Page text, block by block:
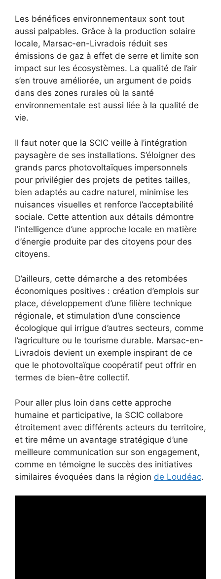
Les bénéfices environnementaux sont tout
aussi palpables. Grâce à la production solaire
locale, Marsac-en-Livradois réduit ses
émissions de gaz à effet de serre et limite son
impact sur les écosystèmes. La qualité de l’air
s’en trouve améliorée, un argument de poids
dans des zones rurales où la santé
environnementale est aussi liée à la qualité de
vie.
Il faut noter que la SCIC veille à l’intégration
paysagère de ses installations. S’éloigner des
grands parcs photovoltaïques impersonnels
pour privilégier des projets de petites tailles,
bien adaptés au cadre naturel, minimise les
nuisances visuelles et renforce l’acceptabilité
sociale. Cette attention aux détails démontre
l’intelligence d’une approche locale en matière
d’énergie produite par des citoyens pour des
citoyens.
D’ailleurs, cette démarche a des retombées
économiques positives : création d’emplois sur
place, développement d’une filière technique
régionale, et stimulation d’une conscience
écologique qui irrigue d’autres secteurs, comme
l’agriculture ou le tourisme durable. Marsac-en-
Livradois devient un exemple inspirant de ce
que le photovoltaïque coopératif peut offrir en
termes de bien-être collectif.
Pour aller plus loin dans cette approche
humaine et participative, la SCIC collabore
étroitement avec différents acteurs du territoire,
et tire même un avantage stratégique d’une
meilleure communication sur son engagement,
comme en témoigne le succès des initiatives
similaires évoquées dans la région de Loudéac.